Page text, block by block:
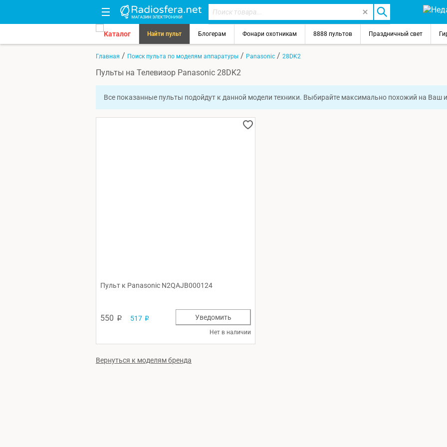
Каталог Найти пульт Блогерам Фонари охотникам 8888 пультов Праздничный свет
Главная / Поиск пульта по моделям аппаратуры / Panasonic / 28DK2
Пульты на Телевизор Panasonic 28DK2
Все показанные пульты подойдут к данной модели техники. Выбирайте максимально похожий на Ваш
Пульт к Panasonic N2QAJB000124
550 p 517 p
Нет в наличии
Уведомить
Вернуться к моделям бренда